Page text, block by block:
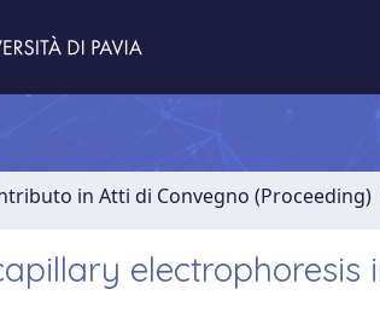
in Atti di Convegno (Proceeding)
electrophoresis